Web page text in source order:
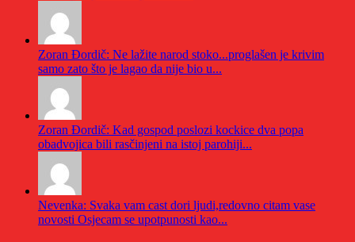
Zoran Đordič: Ne lažite narod stoko...proglašen je krivim
samo zato što je lagao da nije bio u...
Zoran Đordič: Kad gospod poslozi kockice dva popa
obadvojica bili rasčinjeni na istoj parohiji...
Nevenka: Svaka vam cast dori ljudi,redovno citam vase
novosti Osjecam se upotpunosti kao...